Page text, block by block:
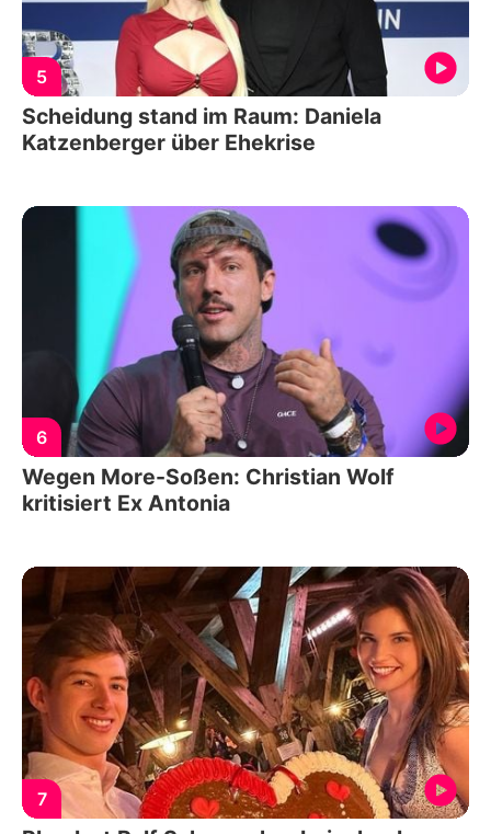
5
Scheidung stand im Raum: Daniela
Katzenberger über Ehekrise
6
Wegen More-Soßen: Christian Wolf
kritisiert Ex Antonia
7